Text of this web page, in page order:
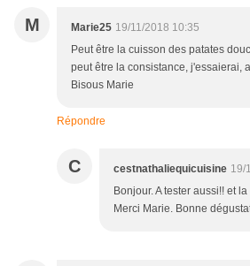
M Marie25 19/11/2018 10:35
Peut être la cuisson des patates
peut être la consistance, j'essaierai,
Bisous Marie
Répondre
C cestnathaliequicuisine 19/
Bonjour. A tester aussi!! et
Merci Marie. Bonne